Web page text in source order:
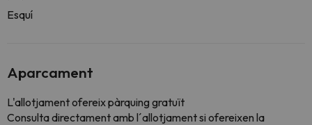
Esquí
Aparcament
L'allotjament ofereix pàrquing gratuït
Consulta directament amb l´allotjament si ofereixen la